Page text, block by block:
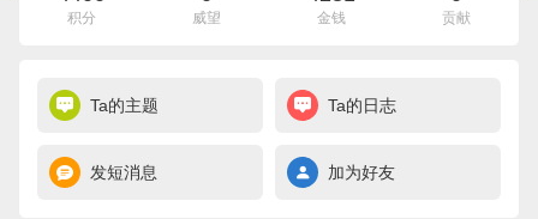
积分 威望 金钱 贡献
Ta的主题 Ta的日志
发短消息 加为好友